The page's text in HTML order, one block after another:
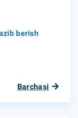
berish
Barchasi